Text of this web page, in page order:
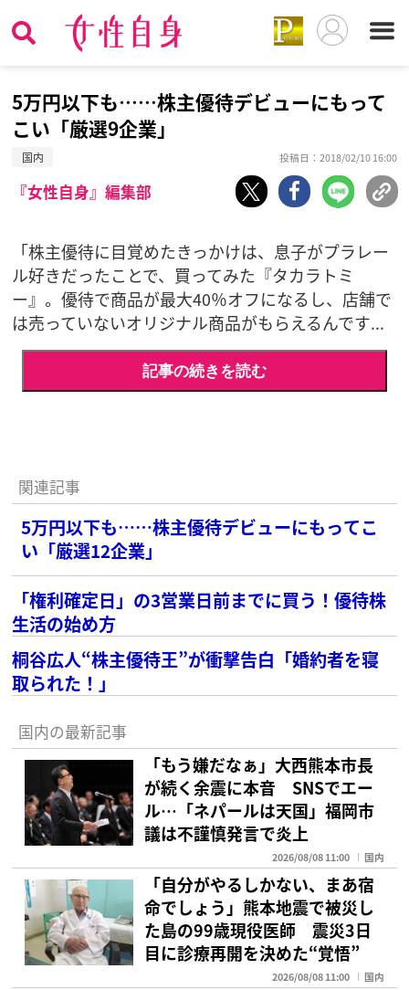
5万円以下も……株主優待デビューにもって
こい「厳選9企業」
国内 投稿日：2018/02/10 16:00
『女性自身』編集部
「株主優待に目覚めたきっかけは、息子がプラレー
ル好きだったことで、買ってみた『タカラトミ
ー』。優待で商品が最大40％オフになるし、店舗で
は売っていないオリジナル商品がもらえるんです...
記事の続きを読む
関連記事
5万円以下も……株主優待デビューにもってこ
い「厳選12企業」
「権利確定日」の3営業日前までに買う！優待株
生活の始め方
桐谷広人“株主優待王”が衝撃告白「婚約者を寝
取られた！」
国内の最新記事
「もう嫌だなぁ」大西熊本市長
が続く余震に本音 SNSでエー
ル…「ネパールは天国」福岡市
議は不謹慎発言で炎上
2026/08/08 11:00 国内
「自分がやるしかない、まあ宿
命でしょう」熊本地震で被災し
た島の99歳現役医師 震災3日
目に診療再開を決めた“覚悟”
2026/08/08 11:00 国内